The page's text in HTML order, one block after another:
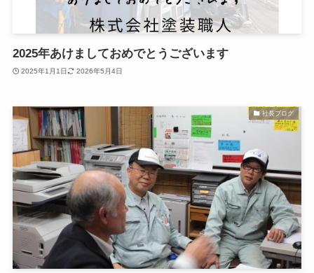
2025年あけましておめでとうございます
2025年1月1日 2026年5月4日
社長ブログ